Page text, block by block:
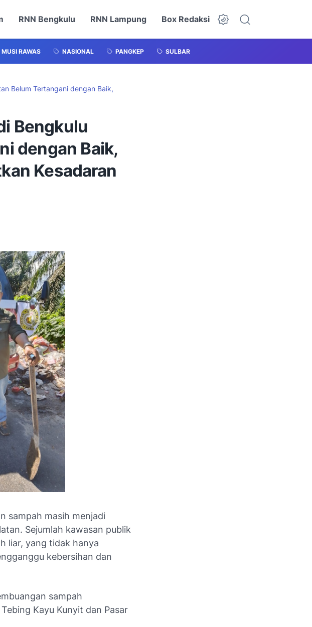
RNN Bengkulu RNN Lampung Box Redaksi
MUSI RAWAS NASIONAL PANGKEP SULBAR
Belum Tertangani dengan Baik,
Bengkulu
dengan Baik,
Kesadaran
sampah masih menjadi
Sejumlah kawasan publik
liar, yang tidak hanya
kebersihan dan
sampah
Kayu Kunyit dan Pasar